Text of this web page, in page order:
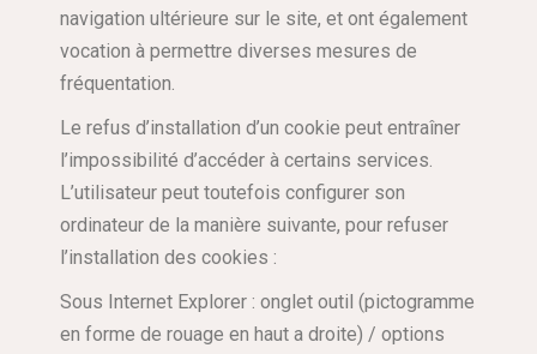
navigation ultérieure sur le site, et ont également
vocation à permettre diverses mesures de
fréquentation.
Le refus d’installation d’un cookie peut entraîner
l’impossibilité d’accéder à certains services.
L’utilisateur peut toutefois configurer son
ordinateur de la manière suivante, pour refuser
l’installation des cookies :
Sous Internet Explorer : onglet outil (pictogramme
en forme de rouage en haut a droite) / options